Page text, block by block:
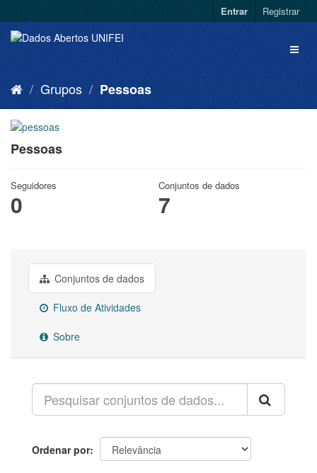
Entrar Registrar
Grupos Pessoas
Pessoas
Seguidores
0
Conjuntos de dados
7
Conjuntos de dados
Fluxo de Atividades
Sobre
Ordenar por